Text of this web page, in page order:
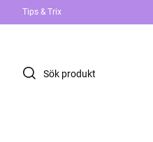
Tips & Trix